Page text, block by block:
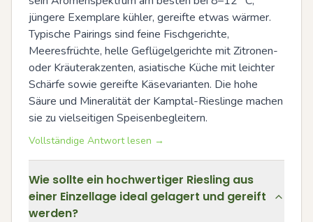
jüngere Exemplare kühler, gereifte etwas wärmer.
Typische Pairings sind feine Fischgerichte,
Meeresfrüchte, helle Geflügelgerichte mit Zitronen-
oder Kräuterakzenten, asiatische Küche mit leichter
Schärfe sowie gereifte Käsevarianten. Die hohe
Säure und Mineralität der Kamptal-Rieslinge machen
sie zu vielseitigen Speisenbegleitern.
Vollständige Antwort lesen →
Wie sollte ein hochwertiger Riesling aus
einer Einzellage ideal gelagert und gereift
werden?